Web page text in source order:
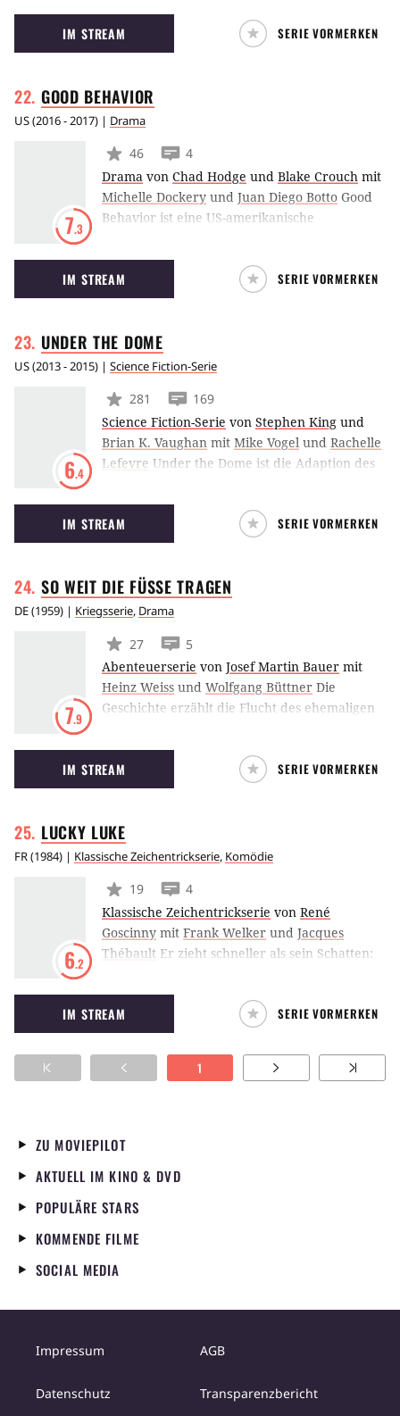
Navy. Es ermitteln die Militärjuristen Harmon
„Harm“ Rabb Jr.und Sarah „Mac“ MacKenzie
und meistens folgt eine Gerichtsverhandlung...
Staffel war ein Backdoor-Pilot für die
Fernsehserie „Navy CIS“.
IM STREAM SERIE VORMERKEN
GOOD BEHAVIOR
US(2016 - 2017) | Drama
7.3
46
4
Drama von Chad Hodge und Blake Crouch mit
Michelle Dockery und Juan Diego Botto Good
Behavior ist eine US-amerikanische
gleichnamigen Romanvorlage von Blake
Crouch basiert. Die Geschichte dreht sich um
eine von Michelle Dockery verkörperte
führte, bis sie selbst ins Visier eines
Auftragskillers geriet.
IM STREAM SERIE VORMERKEN
UNDER THE DOME
US(2013 - 2015) | Science Fiction-Serie
6.4
281
169
Science Fiction-Serie von Stephen King und
Brian K. Vaughan mit Mike Vogel und Rachelle
Lefevre Under the Dome ist die Adaption des
King. Die CBS-Serie wird unter anderem von
Stephen King produziert. In Under the Dome
wird die Kleinstadt Chester’s Mill plötzlich
abgeschnitten.
IM STREAM SERIE VORMERKEN
SO WEIT DIE FÜSSE TRAGEN
DE(1959) | Kriegsserie, Drama
7.9
27
5
Abenteuerserie von Josef Martin Bauer mit
Heinz Weiss und Wolfgang Büttner Die
Geschichte erzählt die Flucht des ehemaligen
einem Strafgefangenenlager in Sibirien.
Monatelang flieht er nachts durch die
sibirische Eiswüste. Rentier- und
ausgebrochene Verbrecher sind seine
Weggefährten.
IM STREAM SERIE VORMERKEN
LUCKY LUKE
FR(1984) | Klassische Zeichentrickserie, Komödie
6.2
19
4
Klassische Zeichentrickserie von René
Goscinny mit Frank Welker und Jacques
Thébault Er zieht schneller als sein Schatten:
seinem Schimmel Jolly Jumper lehrt er nicht
nur den Daltons das Fürchten.
IM STREAM SERIE VORMERKEN
1
ZU MOVIEPILOT
AKTUELL IM KINO & DVD
POPULÄRE STARS
KOMMENDE FILME
SOCIAL MEDIA
Impressum AGB
Datenschutz Transparenzbericht